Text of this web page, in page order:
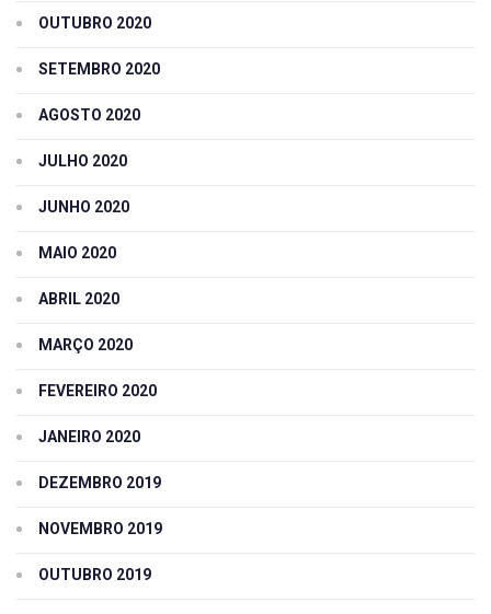
OUTUBRO 2020
SETEMBRO 2020
AGOSTO 2020
JULHO 2020
JUNHO 2020
MAIO 2020
ABRIL 2020
MARÇO 2020
FEVEREIRO 2020
JANEIRO 2020
DEZEMBRO 2019
NOVEMBRO 2019
OUTUBRO 2019